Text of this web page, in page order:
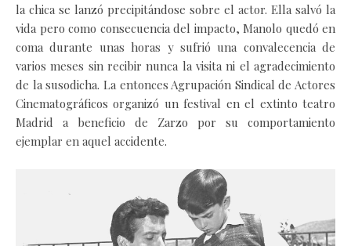
la chica se lanzó precipitándose sobre el actor. Ella salvó la
vida pero como consecuencia del impacto, Manolo quedó en
coma durante unas horas y sufrió una convalecencia de
varios meses sin recibir nunca la visita ni el agradecimiento
de la susodicha. La entonces Agrupación Sindical de Actores
Cinematográficos organizó un festival en el extinto teatro
Madrid a beneficio de Zarzo por su comportamiento
ejemplar en aquel accidente.